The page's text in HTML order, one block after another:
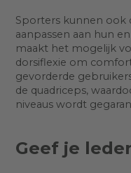
Sporters kunnen ook
aanpassen aan hun
maakt het mogelijk
dorsiflexie om
gevorderde
de quadriceps,
niveaus wordt
Geef je